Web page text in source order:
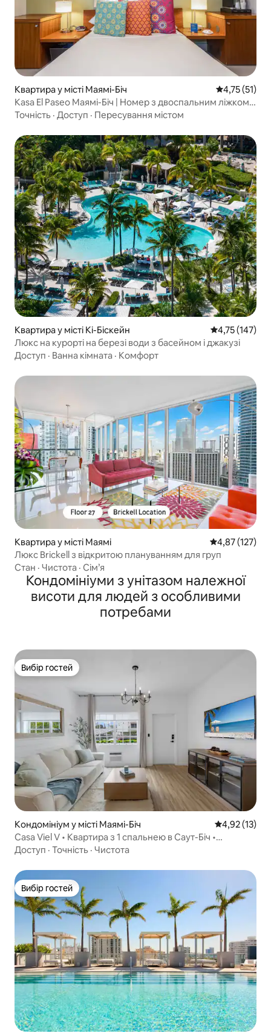
Квартира у місті Маямі-Біч Середня
4,75 (51)
Kasa El Paseo Маямі-Біч | Номер з двоспальним ліжком
розміру Queen size для людей з обмеженими
Точність · Доступ · Пересування містом
Квартира у місті Кі-Біскейн Середня
4,75 (147)
Люкс на курорті на березі води з басейном і джакузі
Доступ · Ванна кімната · Комфорт
Квартира у місті Маямі Середня
4,87 (127)
Люкс Brickell з відкритою плануванням для груп
Стан · Чистота · Сім’я
Кондомініуми з унітазом належної
висоти для людей з особливими
потребами
Вибір гостей
Вибір гостей
Кондомініум у місті Маямі-Біч Середня
4,92 (13)
Casa Viel V • Квартира з 1 спальнею в Саут-Біч •
Безкоштовне паркування
Доступ · Точність · Чистота
Вибір гостей
Вибір гостей